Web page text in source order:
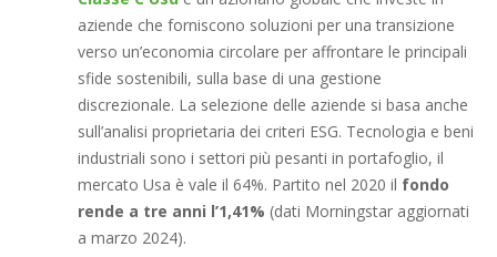
aziende che forniscono soluzioni per una transizione
verso un’economia circolare per affrontare le principali
sfide sostenibili, sulla base di una gestione
discrezionale. La selezione delle aziende si basa anche
sull’analisi proprietaria dei criteri ESG. Tecnologia e beni
industriali sono i settori più pesanti in portafoglio, il
mercato Usa è vale il 64%. Partito nel 2020 il fondo
rende a tre anni l’1,41% (dati Morningstar aggiornati
a marzo 2024).